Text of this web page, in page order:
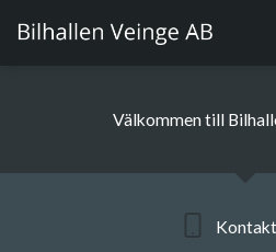
Välkommen till